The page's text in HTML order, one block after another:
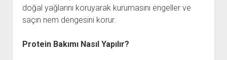
doğal yağlarını koruyarak kurumasını engeller ve
saçın nem dengesini korur.
Protein Bakımı Nasıl Yapılır?